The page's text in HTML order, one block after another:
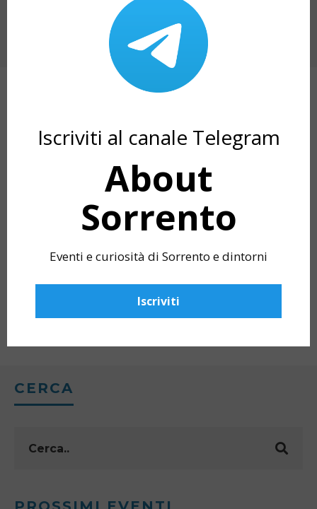
PROSSIMO ARTICOLO
A VICO EQUENSE IL SOCIAL WORLD FILM
FESTIVAL 2024
LA CATTEDRALE DI SORRENTO
CERCA
Iscriviti al canale Telegram
About
Sorrento
Eventi e curiosità di Sorrento e dintorni
Iscriviti